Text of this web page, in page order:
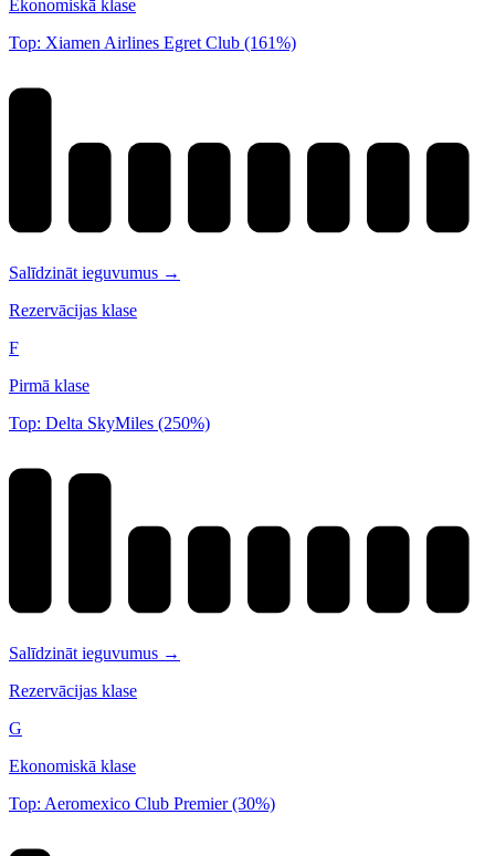
Ekonomiskā klase
Top: Xiamen Airlines Egret Club (161%)
Salīdzināt ieguvumus →
Rezervācijas klase
F
Pirmā klase
Top: Delta SkyMiles (250%)
Salīdzināt ieguvumus →
Rezervācijas klase
G
Ekonomiskā klase
Top: Aeromexico Club Premier (30%)